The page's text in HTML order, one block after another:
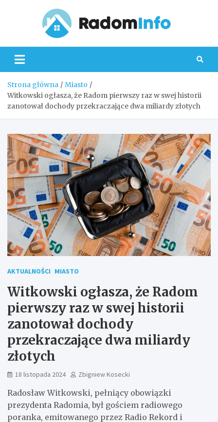
Strona główna
Miasto
Witkowski ogłasza, że Radom pierwszy raz w swej historii
zanotował dochody przekraczające dwa miliardy złotych
AKTUALNOŚCI MIASTO
Witkowski ogłasza, że Radom
pierwszy raz w swej historii
zanotował dochody
przekraczające dwa miliardy
złotych
18 listopada 2024 Zbigniew Kosecki
Radosław Witkowski, pełniący obowiązki
prezydenta Radomia, był gościem radiowego
poranka, emitowanego przez Radio Rekord i